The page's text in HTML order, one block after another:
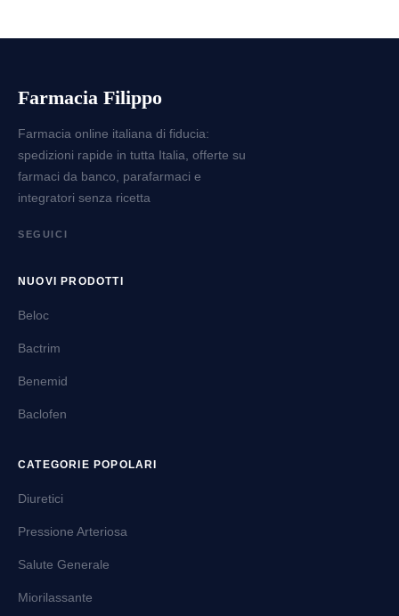
Farmacia Filippo
Farmacia online italiana di fiducia:
spedizioni rapide in tutta Italia, offerte su
farmaci da banco, parafarmaci e
integratori senza ricetta
SEGUICI
NUOVI PRODOTTI
Beloc
Bactrim
Benemid
Baclofen
CATEGORIE POPOLARI
Diuretici
Pressione Arteriosa
Salute Generale
Miorilassante